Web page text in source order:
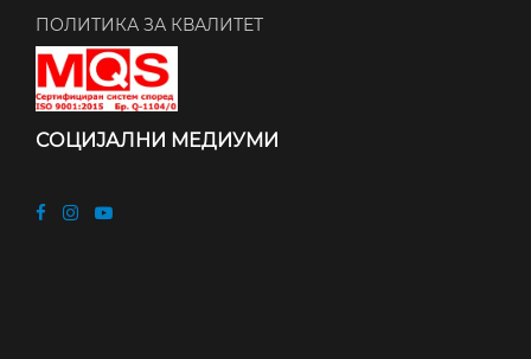
ПОЛИТИКА ЗА КВАЛИТЕТ
СОЦИЈАЛНИ МЕДИУМИ